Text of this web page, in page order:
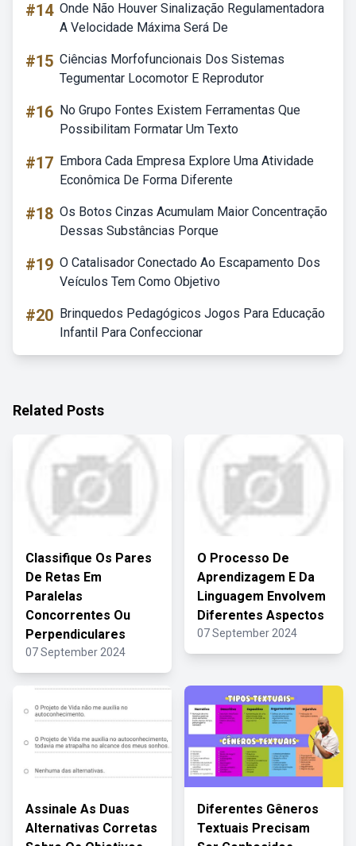
#14 Onde Não Houver Sinalização Regulamentadora
A Velocidade Máxima Será De
#15 Ciências Morfofuncionais Dos Sistemas
Tegumentar Locomotor E Reprodutor
#16 No Grupo Fontes Existem Ferramentas Que
Possibilitam Formatar Um Texto
#17 Embora Cada Empresa Explore Uma Atividade
Econômica De Forma Diferente
#18 Os Botos Cinzas Acumulam Maior Concentração
Dessas Substâncias Porque
#19 O Catalisador Conectado Ao Escapamento Dos
Veículos Tem Como Objetivo
#20 Brinquedos Pedagógicos Jogos Para Educação
Infantil Para Confeccionar
Related Posts
Classifique Os Pares
De Retas Em
Paralelas
Concorrentes Ou
Perpendiculares
07 September 2024
O Processo De
Aprendizagem E Da
Linguagem Envolvem
Diferentes Aspectos
07 September 2024
Assinale As Duas
Alternativas Corretas
Diferentes Gêneros
Textuais Precisam